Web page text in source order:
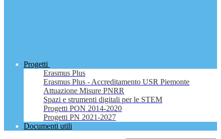
Progetti
Erasmus Plus
Erasmus Plus - Accreditamento USR Piemonte
Attuazione Misure PNRR
Spazi e strumenti digitali per le STEM
Progetti PON 2014-2020
Progetti PN 2021-2027
Documenti utili